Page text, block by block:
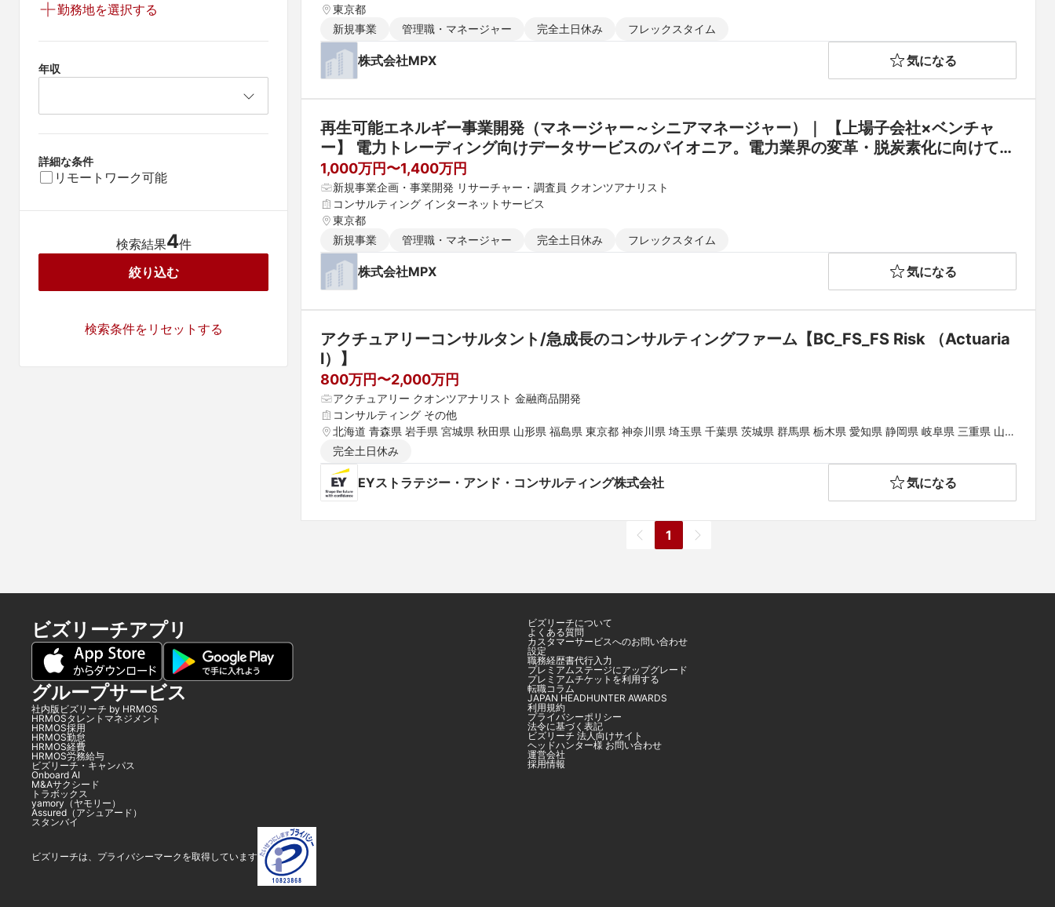
勤務地を選択する
年収
詳細な条件
リモートワーク可能
検索結果4件
絞り込む
検索条件をリセットする
東京都
新規事業
管理職・マネージャー 完全土日休み フレックスタイム
株式会社MPX 気になる
再生可能エネルギー事業開発（マネージャー～シニアマネージャー）｜ 【上場子会社×ベンチャ
ー】 電力トレーディング向けデータサービスのパイオニア。電力業界の変革・脱炭素化に向けて事
業拡大中。
1,000万円〜1,400万円
新規事業企画・事業開発 リサーチャー・調査員 クオンツアナリスト
コンサルティング インターネットサービス
東京都
新規事業
管理職・マネージャー 完全土日休み フレックスタイム
株式会社MPX 気になる
アクチュアリーコンサルタント/急成長のコンサルティングファーム【BC_FS_FS Risk （Actuaria
l）】
800万円〜2,000万円
アクチュアリー クオンツアナリスト 金融商品開発
コンサルティング その他
北海道 青森県 岩手県 宮城県 秋田県 山形県 福島県 東京都 神奈川県 埼玉県 千葉県 茨城県 群馬県 栃木県 愛知県 静岡県 岐阜県 三重県 山梨
県 新潟県 富山県 石川県 福井県 長野県 大阪府 京都府 兵庫県 滋賀県 奈良県 和歌山県 鳥取県 島根県 岡山県 広島県 山口県 徳島県 香川県
愛媛県 高知県 福岡県 佐賀県 長崎県 熊本県 大分県 宮崎県 鹿児島県 沖縄県
完全土日休み
EYストラテジー・アンド・コンサルティング株式会社 気になる
1
ビズリーチアプリ
グループサービス
社内版ビズリーチ by HRMOS
HRMOSタレントマネジメント
HRMOS採用
HRMOS勤怠
HRMOS経費
HRMOS労務給与
ビズリーチ・キャンパス
Onboard AI
M&Aサクシード
トラボックス
yamory（ヤモリー）
Assured（アシュアード）
スタンバイ
ビズリーチについて
よくある質問
カスタマーサービスへのお問い合わせ
設定
職務経歴書代行入力
プレミアムステージにアップグレード
プレミアムチケットを利用する
転職コラム
JAPAN HEADHUNTER AWARDS
利用規約
プライバシーポリシー
法令に基づく表記
ビズリーチ 法人向けサイト
ヘッドハンター様 お問い合わせ
運営会社
採用情報
ビズリーチは、プライバシーマークを取得しています